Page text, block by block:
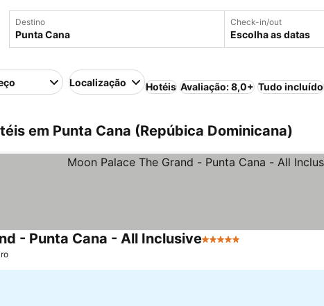
Destino Check-in/out
Escolha as datas
Localização Hotéis Avaliação: 8,0+ Tudo incluído
em Punta Cana (Repúbica Dominicana)
- Punta Cana - All Inclusive5 Estrelas